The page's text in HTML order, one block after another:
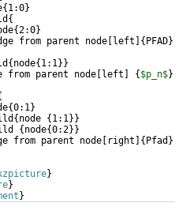
{ 1:0}
{
{2:0}
from parent node
left { PFAD}
{ node{ 1:1}}
from parent node
left { $p_n$}
{0:1}
{ node { 1:1}}
{ node{0:2}}
from parent node
right { Pfad }
}
}
}